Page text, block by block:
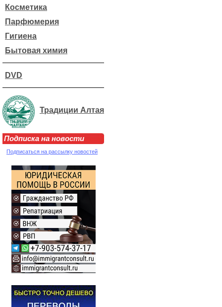
Косметика
Парфюмерия
Гигиена
Бытовая химия
DVD
Традиции Алтая
Подписка на новости
Подписаться на рассылку новостей